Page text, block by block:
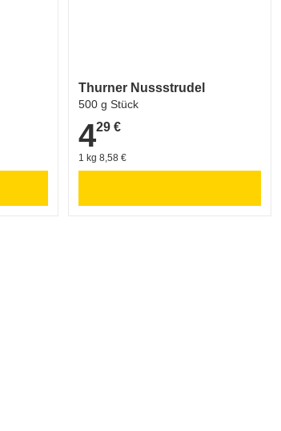
Thurner Nussstrudel
500 g Stück
4,29 €
429 €
1 kg 8,58 €